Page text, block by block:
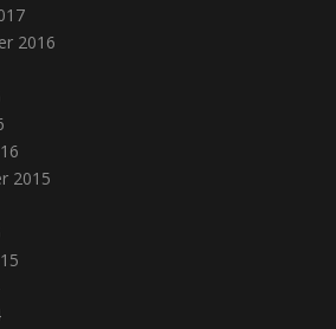
2016
2015